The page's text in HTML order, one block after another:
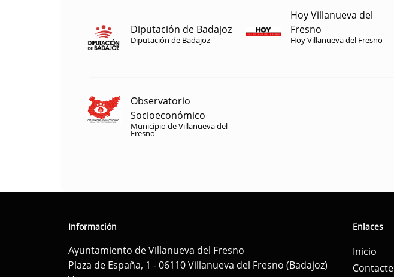
Diputación de Badajoz
Diputación de Badajoz
Hoy Villanueva del
Fresno
Hoy Villanueva del Fresno
Observatorio
Socioeconómico
Municipio de Villanueva del
Fresno
Información
Ayuntamiento de Villanueva del Fresno
Plaza de España, 1 - 06110 Villanueva del Fresno (Badajoz)
Enlaces
Inicio
Contacte